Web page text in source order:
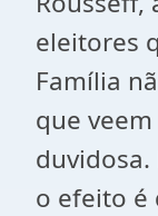
eleitores
Família
que
o efeito é